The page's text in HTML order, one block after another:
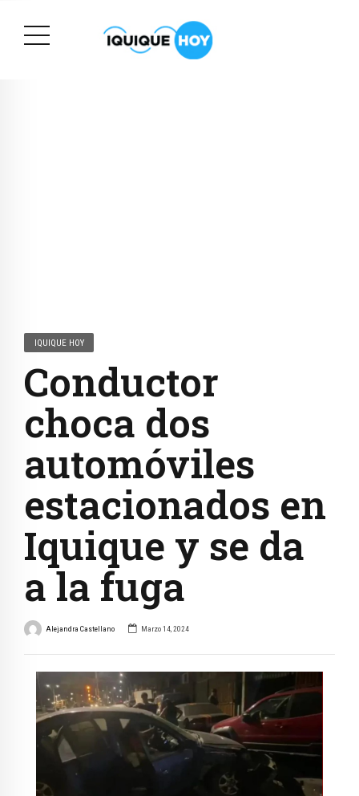
IQUIQUE HOY
Conductor
choca dos
automóviles
estacionados en
Iquique y se da
a la fuga
Alejandra Castellano Marzo 14, 2024